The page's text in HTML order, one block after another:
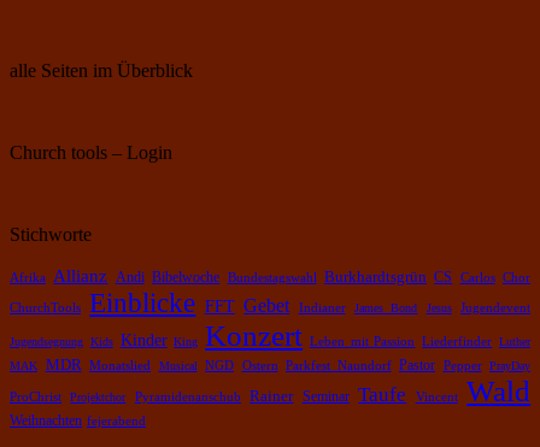
alle Seiten im Überblick
Church tools – Login
Stichworte
Afrika Allianz Andi Bibelwoche Bundestagswahl Burkhardtsgrün CS Carlos Chor
ChurchTools Einblicke FFT Gebet Indianer James Bond Jesus Jugendevent
Jugendsegnung Kids Kinder King Konzert Leben mit Passion Liederfinder Luther
MAK
MDR Monatslied Musical NGD Ostern Parkfest Naundorf Pastor Pepper PrayDay
ProChrist Projektchor Pyramidenanschub Rainer Seminar Taufe Vincent Wald
Weihnachten fejerabend